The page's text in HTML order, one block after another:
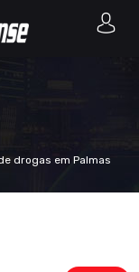
drogas em Palmas